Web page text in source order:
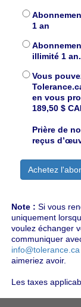
1 an
illimité 1 an.
Vous
en vous
189,50 $
Prière de
reçus
Note : Si vous
uniquement
voulez échanger
communiquer
info@tolerance.ca
aimeriez avoir.
Les taxes